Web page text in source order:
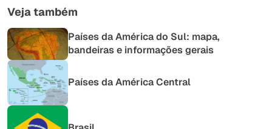
Veja também
Países da América do Sul: mapa,
bandeiras e informações gerais
Países da América Central